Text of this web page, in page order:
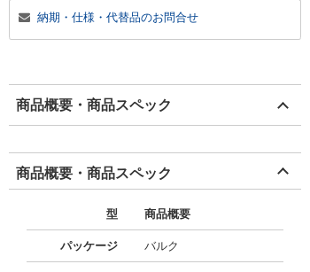
納期・仕様・代替品のお問合せ
商品概要・商品スペック
商品概要・商品スペック
型 商品概要
パッケージ バルク